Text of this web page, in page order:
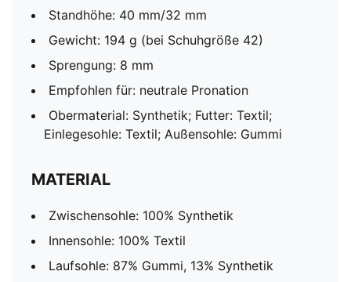
Standhöhe: 40 mm/32 mm
Gewicht: 194 g (bei Schuhgröße 42)
Sprengung: 8 mm
Empfohlen für: neutrale Pronation
Obermaterial: Synthetik; Futter: Textil;
Einlegesohle: Textil; Außensohle: Gummi
MATERIAL
Zwischensohle: 100% Synthetik
Innensohle: 100% Textil
Laufsohle: 87% Gummi, 13% Synthetik